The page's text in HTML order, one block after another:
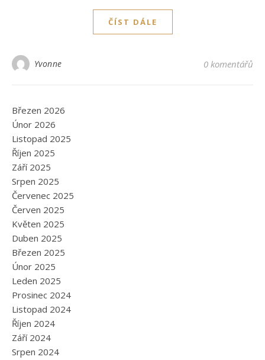
ČÍST DÁLE
Yvonne 0 komentářů
Březen 2026
Únor 2026
Listopad 2025
Říjen 2025
Září 2025
Srpen 2025
Červenec 2025
Červen 2025
Květen 2025
Duben 2025
Březen 2025
Únor 2025
Leden 2025
Prosinec 2024
Listopad 2024
Říjen 2024
Září 2024
Srpen 2024